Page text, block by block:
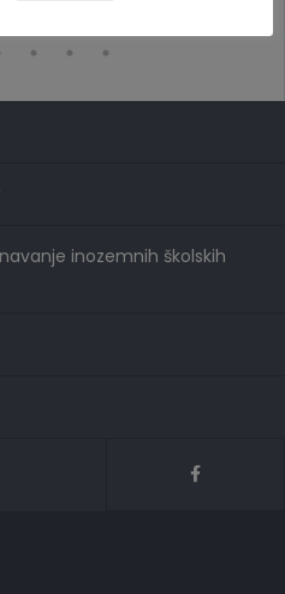
inozemnih školskih